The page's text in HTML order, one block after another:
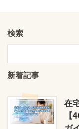
検索
新着記事
在